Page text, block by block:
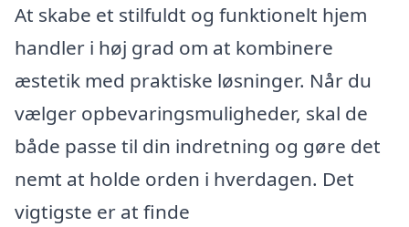
At skabe et stilfuldt og funktionelt hjem
handler i høj grad om at kombinere
æstetik med praktiske løsninger. Når du
vælger opbevaringsmuligheder, skal de
både passe til din indretning og gøre det
nemt at holde orden i hverdagen. Det
vigtigste er at finde